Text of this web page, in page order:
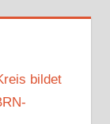
bildet